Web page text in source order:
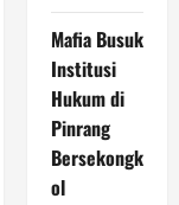
Mafia Busuk
Institusi
Hukum di
Pinrang
Bersekongk
ol